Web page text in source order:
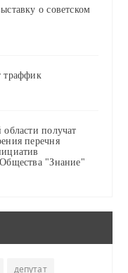
о советском
траффик
получат
перечня
"Знание"
депутат